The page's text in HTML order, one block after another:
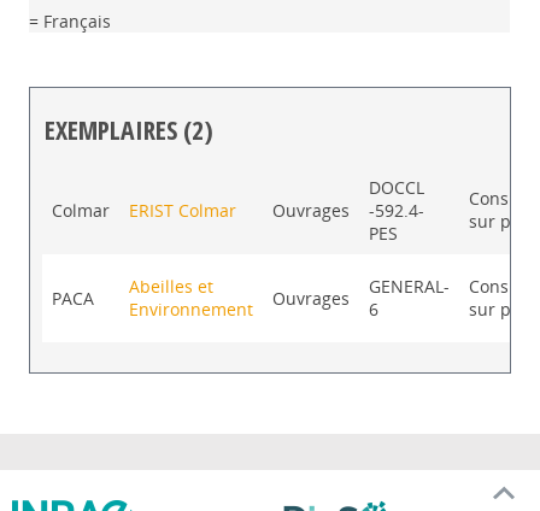
= Français
EXEMPLAIRES (2)
Colmar ERIST Colmar Ouvrages
DOCCL
-592.4-
PES
sur
PACA
Abeilles et
Environnement
Ouvrages
GENERAL-
6
sur